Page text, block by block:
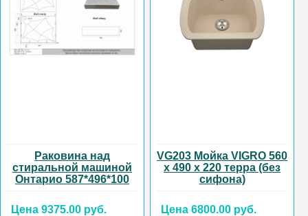
Раковина над
стиральной машиной
Онтарио 587*496*100
Цена 9375.00 руб.
VG203 Мойка VIGRO 560
х 490 х 220 терра (без
сифона)
Цена 6800.00 руб.